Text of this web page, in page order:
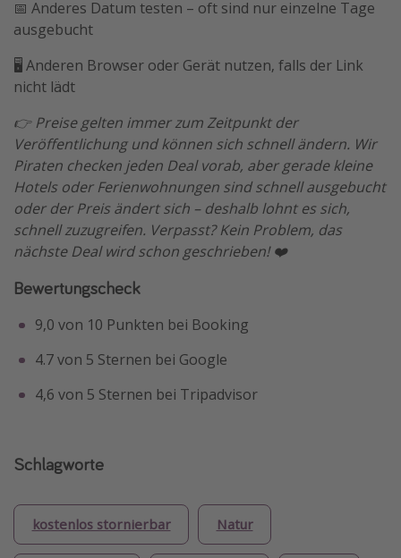
📅 Anderes Datum testen – oft sind nur einzelne Tage
ausgebucht
🖥️ Anderen Browser oder Gerät nutzen, falls der Link
nicht lädt
👉 Preise gelten immer zum Zeitpunkt der
Veröffentlichung und können sich schnell ändern. Wir
Piraten checken jeden Deal vorab, aber gerade kleine
Hotels oder Ferienwohnungen sind schnell ausgebucht
oder der Preis ändert sich – deshalb lohnt es sich,
schnell zuzugreifen. Verpasst? Kein Problem, das
nächste Deal wird schon geschrieben! ❤️
Bewertungscheck
9,0 von 10 Punkten bei Booking
4.7 von 5 Sternen bei Google
4,6 von 5 Sternen bei Tripadvisor
Schlagworte
kostenlos stornierbar Natur